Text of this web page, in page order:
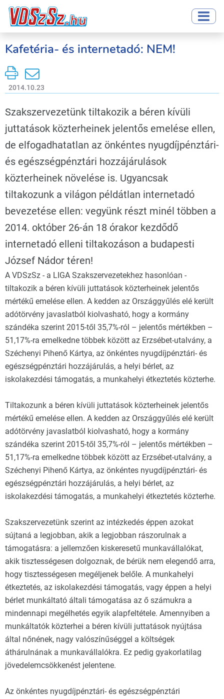
Kafetéria- és internetadó: NEM!
2014.10.23
Szakszervezetünk tiltakozik a béren kívüli
juttatások közterheinek jelentős emelése ellen,
de elfogadhatatlan az önkéntes nyugdíjpénztári-
és egészségpénztári hozzájárulások
közterheinek növelése is. Ugyancsak
tiltakozunk a világon példátlan internetadó
bevezetése ellen: vegyünk részt minél többen a
2014. október 26-án 18 órakor kezdődő
internetadó elleni tiltakozáson a budapesti
József Nádor téren!
A VDSzSz - a LIGA Szakszervezetekhez hasonlóan -
tiltakozik a béren kívüli juttatások közterheinek jelentős
mértékű emelése ellen. A kedden az Országgyűlés elé került
adótörvény javaslatból kiolvasható, hogy a kormány
szándéka szerint 2015-től 35,7%-ról – jelentős mértékben –
51,17%-ra emelkedne többek között az Erzsébet-utalvány, a
Széchenyi Pihenő Kártya, az önkéntes nyugdíjpénztári- és
egészségpénztári hozzájárulás, a helyi bérlet, az
iskolakezdési támogatás, a munkahelyi étkeztetés közterhe.
Tiltakozunk a béren kívüli juttatások közterheinek jelentős
mértékű emelése ellen. A kedden az Országgyűlés elé került
adótörvény javaslatból kiolvasható, hogy a kormány
szándéka szerint 2015-től 35,7%-ról – jelentős mértékben –
51,17%-ra emelkedne többek között az Erzsébet-utalvány, a
Széchenyi Pihenő Kártya, az önkéntes nyugdíjpénztári- és
egészségpénztári hozzájárulás, a helyi bérlet, az
iskolakezdési támogatás, a munkahelyi étkeztetés közterhe.
Szakszervezetünk szerint az intézkedés éppen azokat
sújtaná a legjobban, akik a legjobban rászorulnak a
támogatásra: a jellemzően kiskeresetű munkavállalókat,
akik tisztességesen dolgoznak, de bérük nem elegendő arra,
hogy tisztességesen megéljenek belőle. A munkahelyi
étkeztetés, az iskolakezdési támogatás, vagy éppen a helyi
bérlet munkáltató általi támogatása az ő számukra a
mindennapi megélhetés egyik alapfeltétele. Amennyiben a
munkáltatók közterhei a béren kívüli juttatások nyújtása
által nőnének, nagy valószínűséggel a költségek
áthárulnának a munkavállalókra. Ez pedig gyakorlatilag
jövedelemcsökkenést jelentene.
Az önkéntes nyugdíjpénztári- és egészségpénztári